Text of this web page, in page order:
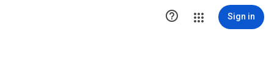
 Sign in